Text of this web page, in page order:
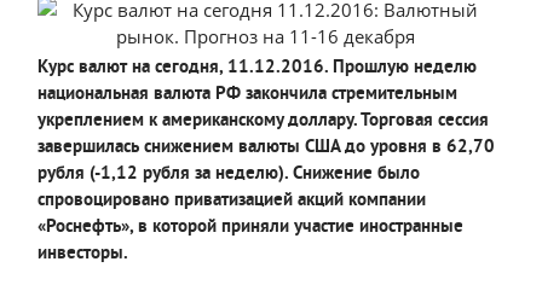
Курс валют на сегодня, 11.12.2016. Прошлую неделю
национальная валюта РФ закончила стремительным
укреплением к американскому доллару. Торговая сессия
завершилась снижением валюты США до уровня в 62,70
рубля (-1,12 рубля за неделю). Снижение было
спровоцировано приватизацией акций компании
«Роснефть», в которой приняли участие иностранные
инвесторы.